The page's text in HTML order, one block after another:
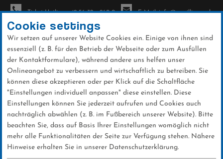
Direkt
zum
Inhalt
Ticket-Hotline: +49 56 32 - 960-0 E-Mail: info@sc-willingen.de
News
Cookie settings
Wir setzen auf unserer Website Cookies ein. Einige von ihnen sind
essenziell (z. B. für den Betrieb der Webseite oder zum Ausfüllen
der Kontaktformulare), während andere uns helfen unser
Onlineangebot zu verbessern und wirtschaftlich zu betreiben. Sie
können diese akzeptieren oder per Klick auf die Schaltfläche
"Einstellungen individuell anpassen" diese einstellen. Diese
Einstellungen können Sie jederzeit aufrufen und Cookies auch
nachträglich abwählen (z. B. im Fußbereich unserer Website). Bitte
beachten Sie, dass auf Basis Ihrer Einstellungen womöglich nicht
mehr alle Funktionalitäten der Seite zur Verfügung stehen. Nähere
Hinweise erhalten Sie in unserer Datenschutzerklärung.